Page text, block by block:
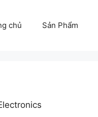
chủ Sản Phẩm